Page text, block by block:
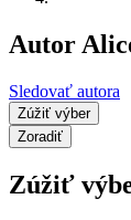
Autor
Sledovať autora
Zúžiť výber
Zoradiť
Zúžiť